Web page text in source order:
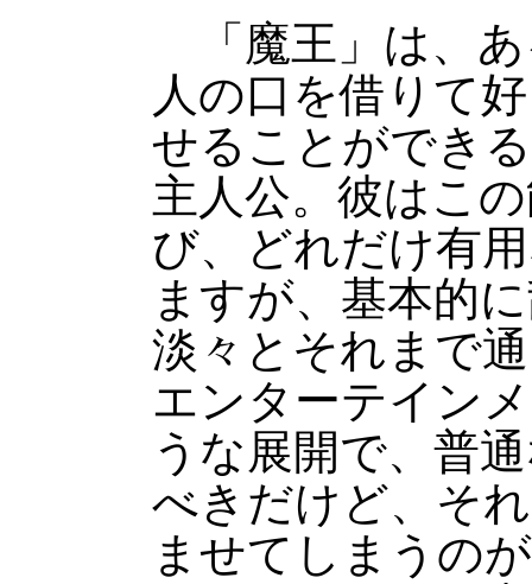
「魔王」は、あ
人の口を借りて
せることができ
主人公。彼はこ
び、どれだけ有
ますが、基本的
淡々とそれまで
エンターテイン
うな展開で、普
べきだけど、そ
ませてしまうの